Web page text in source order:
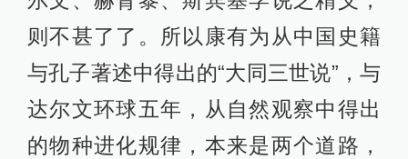
则不甚了了。所以康有为从中国史籍
与孔子著述中得出的“大同三世说”，与
达尔文环球五年，从自然观察中得出
的物种进化规律，本来是两个道路，